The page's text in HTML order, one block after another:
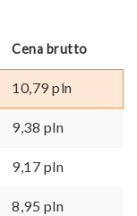
Cena brutto
10,79pln
9,38 pln
9,17 pln
8,95 pln